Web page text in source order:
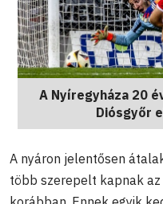
A Nyíregyháza 20
Diósgyőr
A nyáron jelentősen
több szerepelt kapnak